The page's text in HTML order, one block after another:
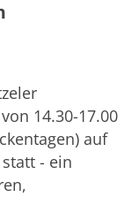
14.30-17.00
auf
- ein